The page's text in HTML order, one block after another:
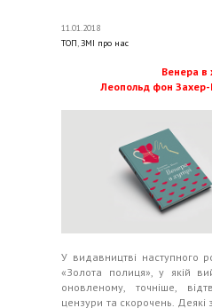
11.01.2018
ТОП,ЗМІ про нас
Венера в
Леопольд фон Захер-
У видавництві наступного
«Золота полиця», у якій
оновленому, точніше,
цензури та скорочень.